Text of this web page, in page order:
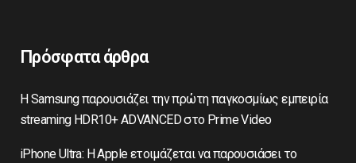
Πρόσφατα άρθρα
Η Samsung παρουσιάζει την πρώτη παγκοσμίως εμπειρία
streaming HDR10+ ADVANCED στο Prime Video
iPhone Ultra: Η Apple ετοιμάζεται να παρουσιάσει το